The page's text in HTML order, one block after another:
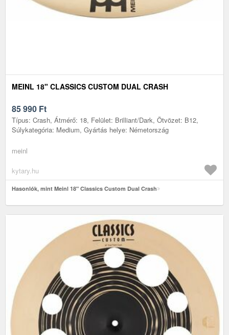
MEINL 18" CLASSICS CUSTOM DUAL CRASH
85 990 Ft
Típus: Crash, Átmérő: 18, Felület: Brilliant/Dark, Ötvözet: B12,
Súlykategória: Medium, Gyártás helye: Németország
meinl
kytary.hu
Hasonlók, mint Meinl 18" Classics Custom Dual Crash